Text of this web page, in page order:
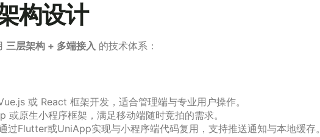
构设计
三层架构 + 多端接入 的技术体系：
或 React 框架开发，适合管理端与专业用户操作。
或原生小程序框架，满足移动端随时竞拍的需求。
通过Flutter或UniApp实现与小程序端代码复用，支持推送通知与本地缓存。